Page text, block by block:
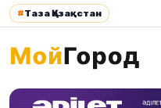
#Таза Қазақстан